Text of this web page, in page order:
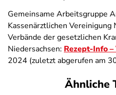
Gemeinsame Arbeitsgruppe
Kassenärztlichen Vereinigung
Verbände der gesetzlichen
Niedersachsen: Rezept-Info
2024 (zuletzt abgerufen am
Ähnliche